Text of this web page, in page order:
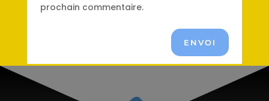
prochain commentaire.
ENVOI